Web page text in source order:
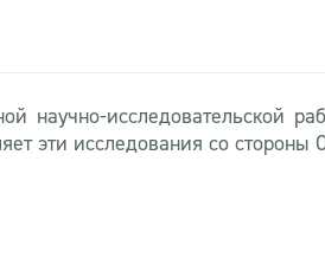
научно-исследовательской
эти исследования со